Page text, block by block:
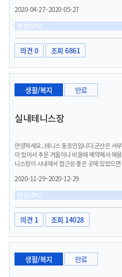
수 있게 해주면 좋을듯 하네요^^
2020-04-27~2020-05-27
찬성(0%)
의견 0 조회 6861
생활/복지 만료
실내테니스장
안녕하세요...테니스 동호인입니다.군산은 서
이 있어서 추운 겨울이나 비올때 예약해서 애
니스장이 시내에서 접근성 좋은 곳에 있었으
실내복합스포츠센터 건립을 하면 좋겠다고 드
2020-11-29~2020-12-29
찬성(0%)
의견 1 조회 14028
생활/복지 만료